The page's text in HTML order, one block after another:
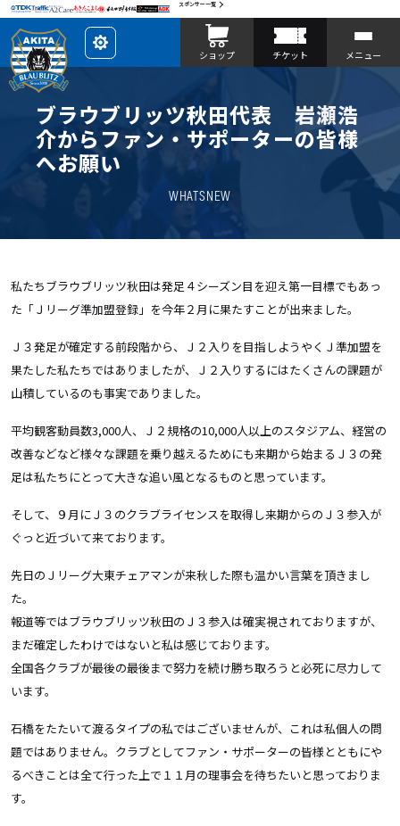
スポンサー一覧
レ
イ
ア
を
カ
ス
タ
マ
イ
ズ
ショップ チケット メニュー
ブラウブリッツ秋田代表 岩瀬浩
介からファン・サポーターの皆様
へお願い
WHATSNEW
私たちブラウブリッツ秋田は発足４シーズン目を迎え第一目標でもあっ
た「Ｊリーグ準加盟登録」を今年２月に果たすことが出来ました。
Ｊ３発足が確定する前段階から、Ｊ２入りを目指しようやくＪ準加盟を
果たした私たちではありましたが、Ｊ２入りするにはたくさんの課題が
山積しているのも事実でありました。
平均観客動員数3,000人、Ｊ２規格の10,000人以上のスタジアム、経営の
改善などなど様々な課題を乗り越えるためにも来期から始まるＪ３の発
足は私たちにとって大きな追い風となるものと思っています。
そして、９月にＪ３のクラブライセンスを取得し来期からのＪ３参入が
ぐっと近づいて来ております。
先日のＪリーグ大東チェアマンが来秋した際も温かい言葉を頂きまし
た。
報道等ではブラウブリッツ秋田のＪ３参入は確実視されておりますが、
まだ確定したわけではないと私は感じております。
全国各クラブが最後の最後まで努力を続け勝ち取ろうと必死に尽力して
います。
石橋をたたいて渡るタイプの私ではございませんが、これは私個人の問
題ではありません。クラブとしてファン・サポーターの皆様とともにや
るべきことは全て行った上で１１月の理事会を待ちたいと思っておりま
す。